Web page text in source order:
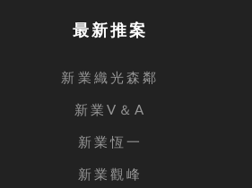
最新推案
新業織光森鄰
新業V＆A
新業恆一
新業觀峰